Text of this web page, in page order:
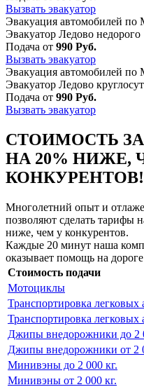
Вызвать эвакуатор
Эвакуация автомобилей по
Эвакуатор Ледово недорого
Подача от 990 Руб.
Вызвать эвакуатор
Эвакуация автомобилей по
Эвакуатор Ледово
Подача от 990 Руб.
Вызвать эвакуатор
СТОИМОСТЬ
НА 20% НИЖЕ,
КОНКУРЕНТОВ!
Многолетний опыт и
позволяют сделать тарифы
ниже, чем у конкурентов.
Каждые 20 минут наша
оказывает помощь на
Стоимость подачи
Мотоциклы
Транспортировка легковых
Транспортировка легковых
Джипы внедорожники до 2
Джипы внедорожники от 2
Минивэны до 2 000 кг.
Минивэны от 2 000 кг.